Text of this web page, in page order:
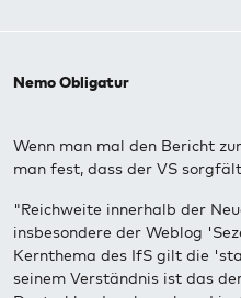
Nemo Obligatur
Wenn man mal den Bericht
man fest, dass der VS
"Reichweite innerhalb der
insbesondere der Weblog
Kernthema des IfS gilt die
seinem Verständnis ist das